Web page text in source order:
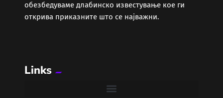
обезбедуваме длабинско известување кое ги
открива приказните што се најважни.
Links